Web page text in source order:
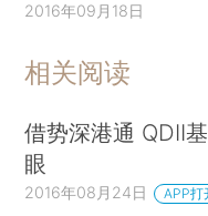
2016年09月18日
相关阅读
借势深港通 QDII
眼
2016年08月24日 APP打